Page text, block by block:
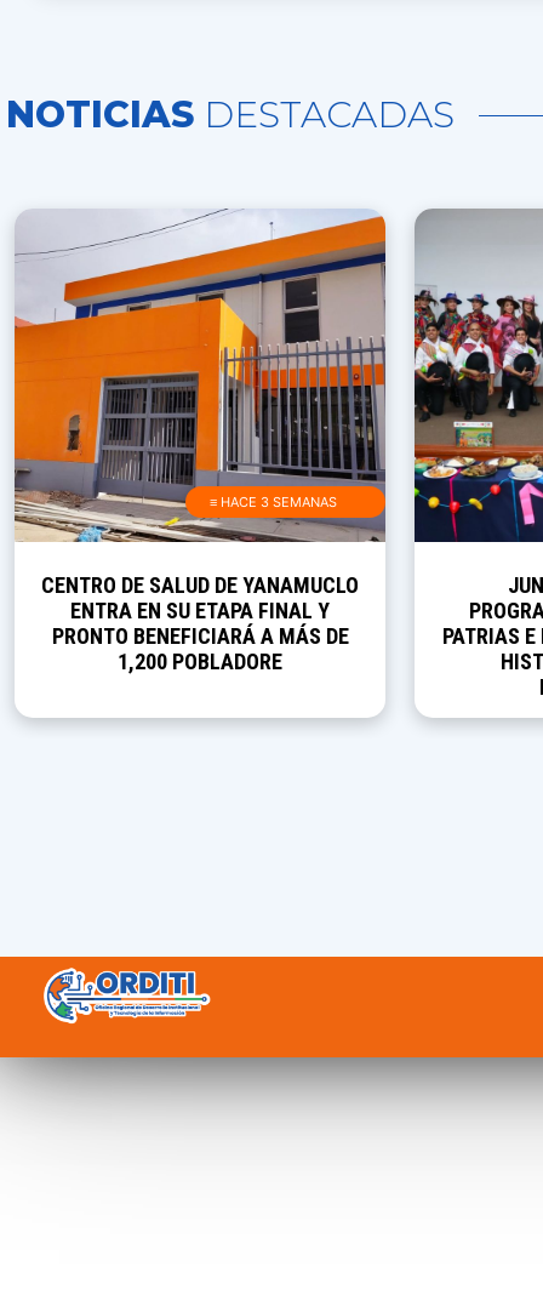
NOTICIAS DESTACADAS
≡ HACE 3 SEMANAS
CENTRO DE SALUD DE YANAMUCLO
ENTRA EN SU ETAPA FINAL Y
PRONTO BENEFICIARÁ A MÁS DE
1,200 POBLADORE
PATRIAS